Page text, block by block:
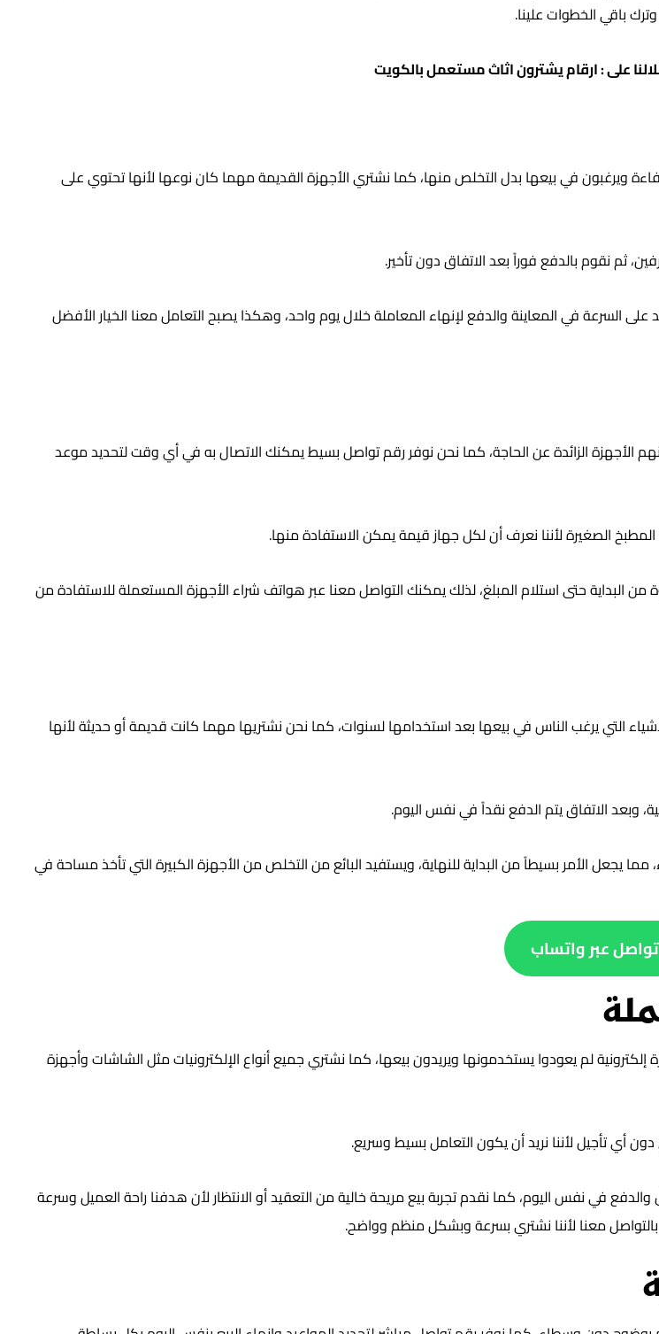
باقي الخطوات علينا.
على :ارقام يشترون اثاث مستعمل بالكويت
ويرغبون في بيعها بدل التخلص منها، كما نشتري الأجهزة القديمة مهما كان نوعها لأنها تحتوي على
ثم نقوم بالدفع فوراً بعد الاتفاق دون تأخير.
في المعاينة والدفع لإنهاء المعاملة خلال يوم واحد، وهكذا يصبح التعامل معنا الخيار الأفضل
الأجهزة الزائدة عن الحاجة، كما نحن نوفر رقم تواصل بسيط يمكنك الاتصال به في أي وقت لتحديد موعد
الصغيرة لأننا نعرف أن لكل جهاز قيمة يمكن الاستفادة منها.
من البداية حتى استلام المبلغ، لذلك يمكنك التواصل معنا عبر هواتف شراء الأجهزة المستعملة للاستفادة من
التي يرغب الناس في بيعها بعد استخدامها لسنوات، كما نحن نشتريها مهما كانت قديمة أو حديثة لأنها
وبعد الاتفاق يتم الدفع نقداً في نفس اليوم.
يجعل الأمر بسيطاً من البداية للنهاية، ويستفيد البائع من التخلص من الأجهزة الكبيرة التي تأخذ مساحة في
تواصل عبر واتساب
لم يعودوا يستخدمونها ويريدون بيعها، كما نشتري جميع أنواع الإلكترونيات مثل الشاشات وأجهزة
أي تأجيل لأننا نريد أن يكون التعامل بسيط وسريع.
في نفس اليوم، كما نقدم تجربة بيع مريحة خالية من التعقيد أو الانتظار لأن هدفنا راحة العميل وسرعة
بالتواصل معنا لأننا نشتري بسرعة وبشكل منظم وواضح.